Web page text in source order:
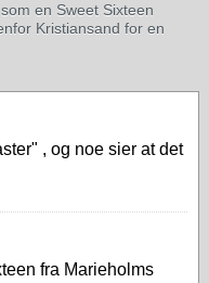
en Sweet Sixteen
Kristiansand for en
, og noe sier at det
fra Marieholms